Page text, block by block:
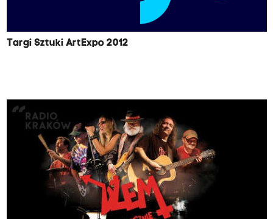
Targi Sztuki ArtExpo 2012